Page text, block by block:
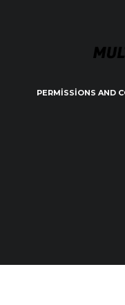
PERMISSIONS AND